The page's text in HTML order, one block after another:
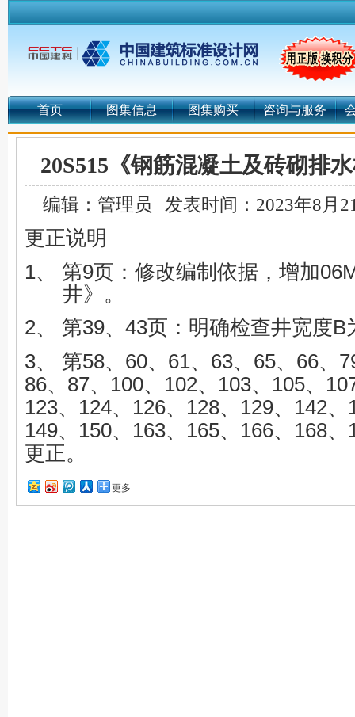
首页 图集信息 图集购买 咨询与服务
20S515《钢筋混凝土及砖砌排
编辑：管理员 发表时间：2023年8月
更正说明
1、 第9页：修改编制依据，增加
井》。
2、 第39、43页：明确检查井宽度B
3、 第58、60、61、63、65、66、
86、87、100、102、103、105、
123、124、126、128、129、142
149、150、163、165、166、168
更正。
更多